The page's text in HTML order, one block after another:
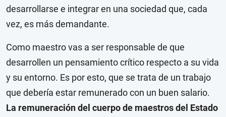
desarrollarse e integrar en una sociedad que, cada
vez, es más demandante.
Como maestro vas a ser responsable de que
desarrollen un pensamiento crítico respecto a su vida
y su entorno. Es por esto, que se trata de un trabajo
que debería estar remunerado con un buen salario.
La remuneración del cuerpo de maestros del Estado